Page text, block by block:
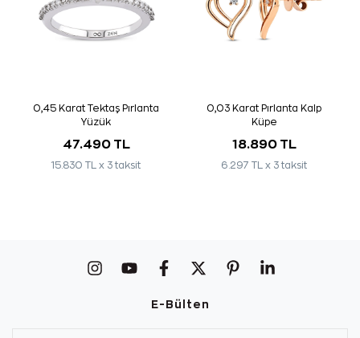
0,45 Karat Tektaş Pırlanta
Yüzük
47.490 TL
15.830 TL x 3 taksit
0,03 Karat Pırlanta Kalp
Küpe
18.890 TL
6.297 TL x 3 taksit
E-Bülten